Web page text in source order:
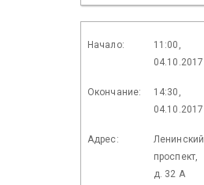
Начало:
11:00,
04.10.2017
Окончание:
14:30,
04.10.2017
Адрес:
Ленинский
проспект,
д. 32 А